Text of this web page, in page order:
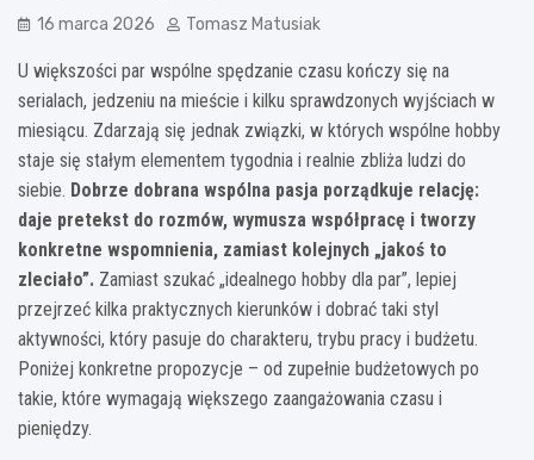
16 marca 2026 Tomasz Matusiak
U większości par wspólne spędzanie czasu kończy się na
serialach, jedzeniu na mieście i kilku sprawdzonych wyjściach w
miesiącu. Zdarzają się jednak związki, w których wspólne hobby
staje się stałym elementem tygodnia i realnie zbliża ludzi do
siebie. Dobrze dobrana wspólna pasja porządkuje relację:
daje pretekst do rozmów, wymusza współpracę i tworzy
konkretne wspomnienia, zamiast kolejnych „jakoś to
zleciało”. Zamiast szukać „idealnego hobby dla par”, lepiej
przejrzeć kilka praktycznych kierunków i dobrać taki styl
aktywności, który pasuje do charakteru, trybu pracy i budżetu.
Poniżej konkretne propozycje – od zupełnie budżetowych po
takie, które wymagają większego zaangażowania czasu i
pieniędzy.